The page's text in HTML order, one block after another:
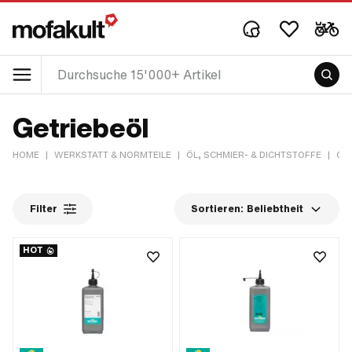
Getriebeöl
HOME | WERKSTATT & NORMTEILE | ÖL, SCHMIER- & DICHTSTOFFE |
Filter Sortieren: Beliebtheit
HOT